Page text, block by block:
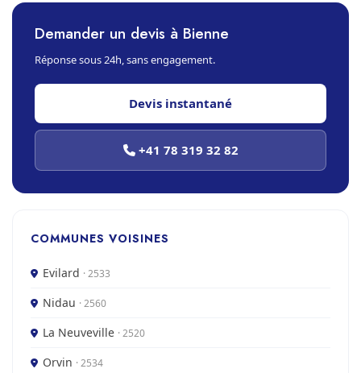
Demander un devis à Bienne
Réponse sous 24h, sans engagement.
Devis instantané
+41 78 319 32 82
COMMUNES VOISINES
Evilard · 2533
Nidau · 2560
La Neuveville · 2520
Orvin · 2534